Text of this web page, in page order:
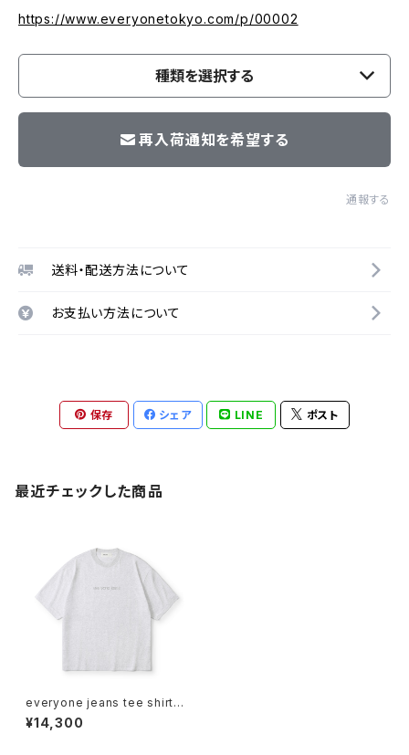
https://www.everyonetokyo.com/p/00002
種類を選択する
再入荷通知を希望する
通報する
送料・配送方法について
お支払い方法について
保存 シェア LINE ポスト
最近チェックした商品
everyone jeans tee shirt
(ASH)
¥14,300